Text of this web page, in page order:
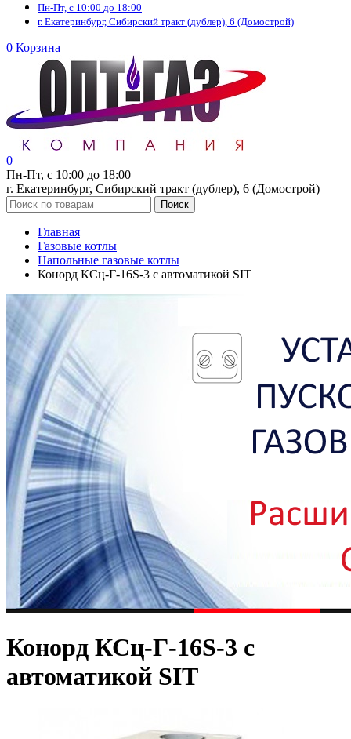
Пн-Пт, с 10:00 до 18:00
г. Екатеринбург, Сибирский тракт (дублер), 6 (Домострой)
0 Корзина
0
Пн-Пт, с 10:00 до 18:00
г. Екатеринбург, Сибирский тракт (дублер), 6 (Домострой)
Поиск
Главная
Газовые котлы
Напольные газовые котлы
Конорд КСц-Г-16S-3 с автоматикой SIT
Конорд КСц-Г-16S-3 с
автоматикой SIT